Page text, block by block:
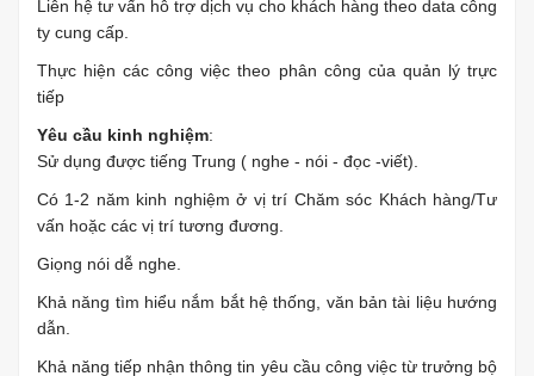
Liên hệ tư vấn hỗ trợ dịch vụ cho khách hàng theo data công
ty cung cấp.
Thực hiện các công việc theo phân công của quản lý trực
tiếp
Yêu cầu kinh nghiệm:
Sử dụng được tiếng Trung ( nghe - nói - đọc -viết).
Có 1-2 năm kinh nghiệm ở vị trí Chăm sóc Khách hàng/Tư
vấn hoặc các vị trí tương đương.
Giọng nói dễ nghe.
Khả năng tìm hiểu nắm bắt hệ thống, văn bản tài liệu hướng
dẫn.
Khả năng tiếp nhận thông tin yêu cầu công việc từ trưởng bộ